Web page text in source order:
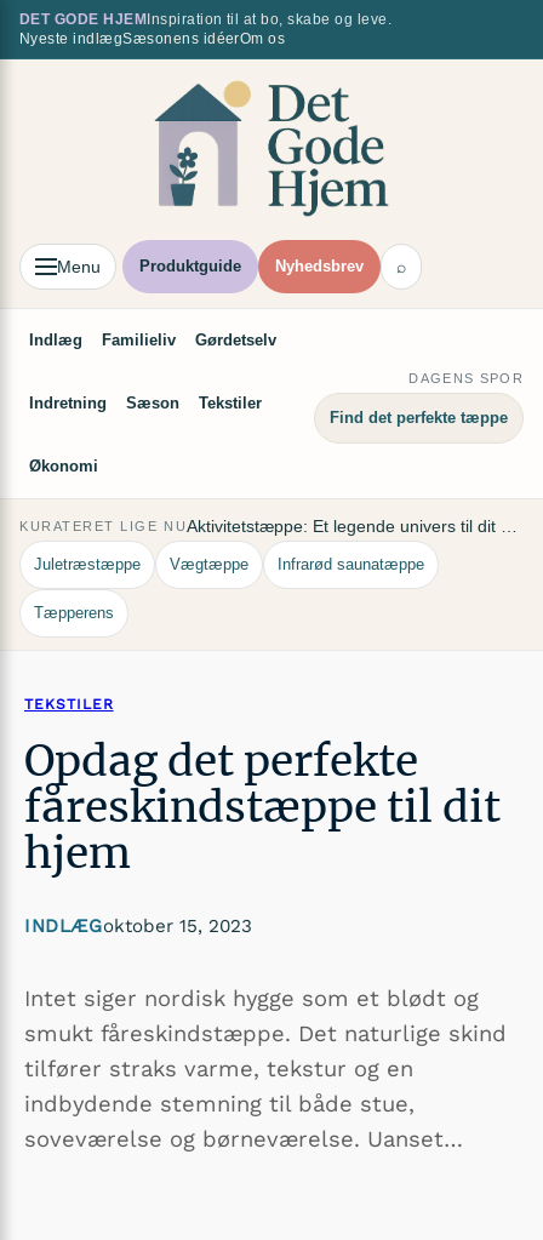
Spring
DET GODE HJEM Inspiration til at bo, skabe og leve.
Nyeste indlægSæsonens idéerOm os
Menu Produktguide Nyhedsbrev ⌕
Indlæg Familieliv Gørdetselv
Indretning Sæson Tekstiler
Økonomi
DAGENS SPOR
Find det perfekte tæppe
KURATERET LIGE NU
Juletræstæppe Vægtæppe Infrarød saunatæppe
Tæpperens
TEKSTILER
Opdag det perfekte
fåreskindstæppe til dit
hjem
INDLÆGoktober 15, 2023
Intet siger nordisk hygge som et blødt og
smukt fåreskindstæppe. Det naturlige skind
tilfører straks varme, tekstur og en
indbydende stemning til både stue,
soveværelse og børneværelse. Uanset…